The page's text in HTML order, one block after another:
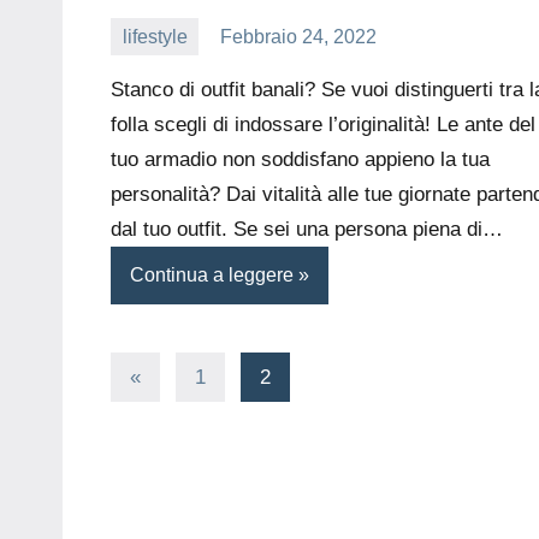
lifestyle
Febbraio 24, 2022
Stanco di outfit banali? Se vuoi distinguerti tra
folla scegli di indossare l’originalità! Le ante del
tuo armadio non soddisfano appieno la tua
personalità? Dai vitalità alle tue giornate
dal tuo outfit. Se sei una persona piena di…
Continua a leggere
Paginazione
«Articolo
1 2